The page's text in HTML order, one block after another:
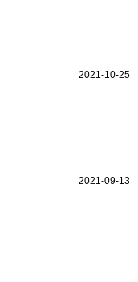
2021-10-25
2021-09-13